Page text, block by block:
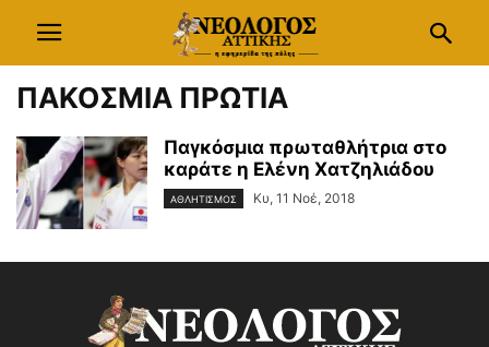
ΠΑΚΟΣΜΙΑ ΠΡΩΤΙΑ
Παγκόσμια πρωταθλήτρια στο
καράτε η Ελένη Χατζηλιάδου
ΑΘΛΗΤΙΣΜΟΣ Κυ, 11 Νοέ, 2018